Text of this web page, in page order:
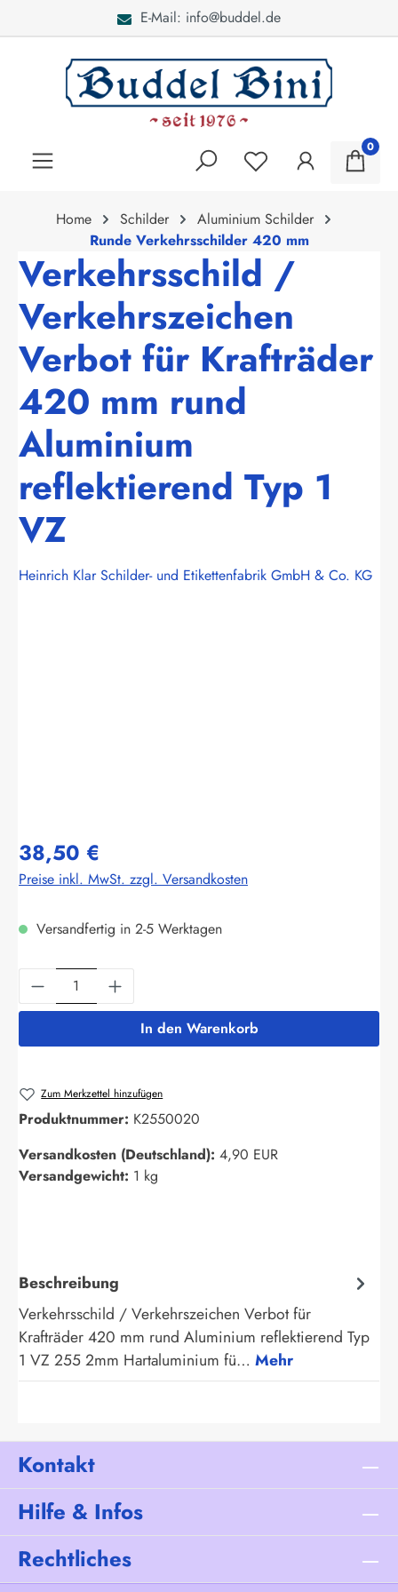
E-Mail: info@buddel.de
0
Home Schilder
Aluminium Schilder
Runde Verkehrsschilder 420 mm
Verkehrsschild /
Verkehrszeichen
Verbot für Krafträder
420 mm rund
Aluminium
reflektierend Typ 1
VZ
Heinrich Klar Schilder- und Etikettenfabrik GmbH & Co. KG
38,50 €
Preise inkl. MwSt. zzgl. Versandkosten
Versandfertig in 2-5 Werktagen
Produkt Anzahl: Gib den gewünschten
In den Warenkorb
Zum Merkzettel hinzufügen
Produktnummer: K2550020
Versandkosten (Deutschland): 4,90 EUR
Versandgewicht: 1 kg
Beschreibung
Verkehrsschild / Verkehrszeichen Verbot für
Krafträder 420 mm rund Aluminium reflektierend Typ
1 VZ 255 2mm Hartaluminium fü… Mehr
Kontakt
Hilfe & Infos
Rechtliches